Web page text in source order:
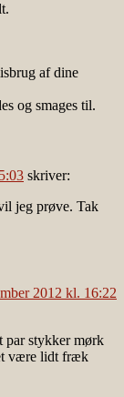
af dine
og smages til.
skriver:
jeg prøve. Tak
2012 kl. 16:22
par stykker mørk
være lidt fræk